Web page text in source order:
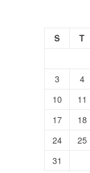
S
T
3
4
10
11
17
18
24
25
31